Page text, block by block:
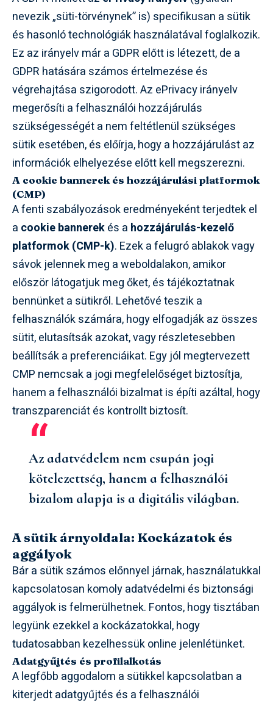
nevezik „süti-törvénynek” is) specifikusan a sütik
és hasonló technológiák használatával foglalkozik.
Ez az irányelv már a GDPR előtt is létezett, de a
GDPR hatására számos értelmezése és
végrehajtása szigorodott. Az ePrivacy irányelv
megerősíti a felhasználói hozzájárulás
szükségességét a nem feltétlenül szükséges
sütik esetében, és előírja, hogy a hozzájárulást az
információk elhelyezése előtt kell megszerezni.
A cookie bannerek és hozzájárulási platformok
(CMP)
A fenti szabályozások eredményeként terjedtek el
a cookie bannerekés a hozzájárulás-kezelő
platformok (CMP-k). Ezek a felugró ablakok vagy
sávok jelennek meg a weboldalakon, amikor
először látogatjuk meg őket, és tájékoztatnak
bennünket a sütikről. Lehetővé teszik a
felhasználók számára, hogy elfogadják az összes
sütit, elutasítsák azokat, vagy részletesebben
beállítsák a preferenciáikat. Egy jól megtervezett
CMP nemcsak a jogi megfelelőséget biztosítja,
hanem a felhasználói bizalmat is építi azáltal, hogy
transzparenciát és kontrollt biztosít.
Az adatvédelem nem csupán jogi
kötelezettség, hanem a felhasználói
bizalom alapja is a digitális világban.
A sütik árnyoldala: Kockázatok és
aggályok
Bár a sütik számos előnnyel járnak, használatukkal
kapcsolatosan komoly adatvédelmi és biztonsági
aggályok is felmerülhetnek. Fontos, hogy tisztában
legyünk ezekkel a kockázatokkal, hogy
tudatosabban kezelhessük online jelenlétünket.
Adatgyűjtés és profilalkotás
A legfőbb aggodalom a sütikkel kapcsolatban a
kiterjedt adatgyűjtés és a felhasználói